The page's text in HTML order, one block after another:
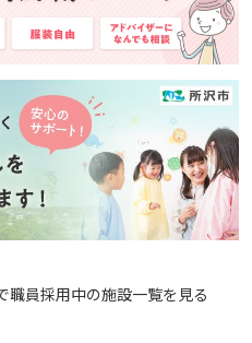
職員採用中の施設一覧を見る